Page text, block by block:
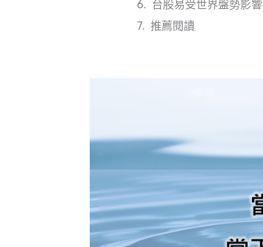
台股易受世界盤勢影響
推薦閱讀